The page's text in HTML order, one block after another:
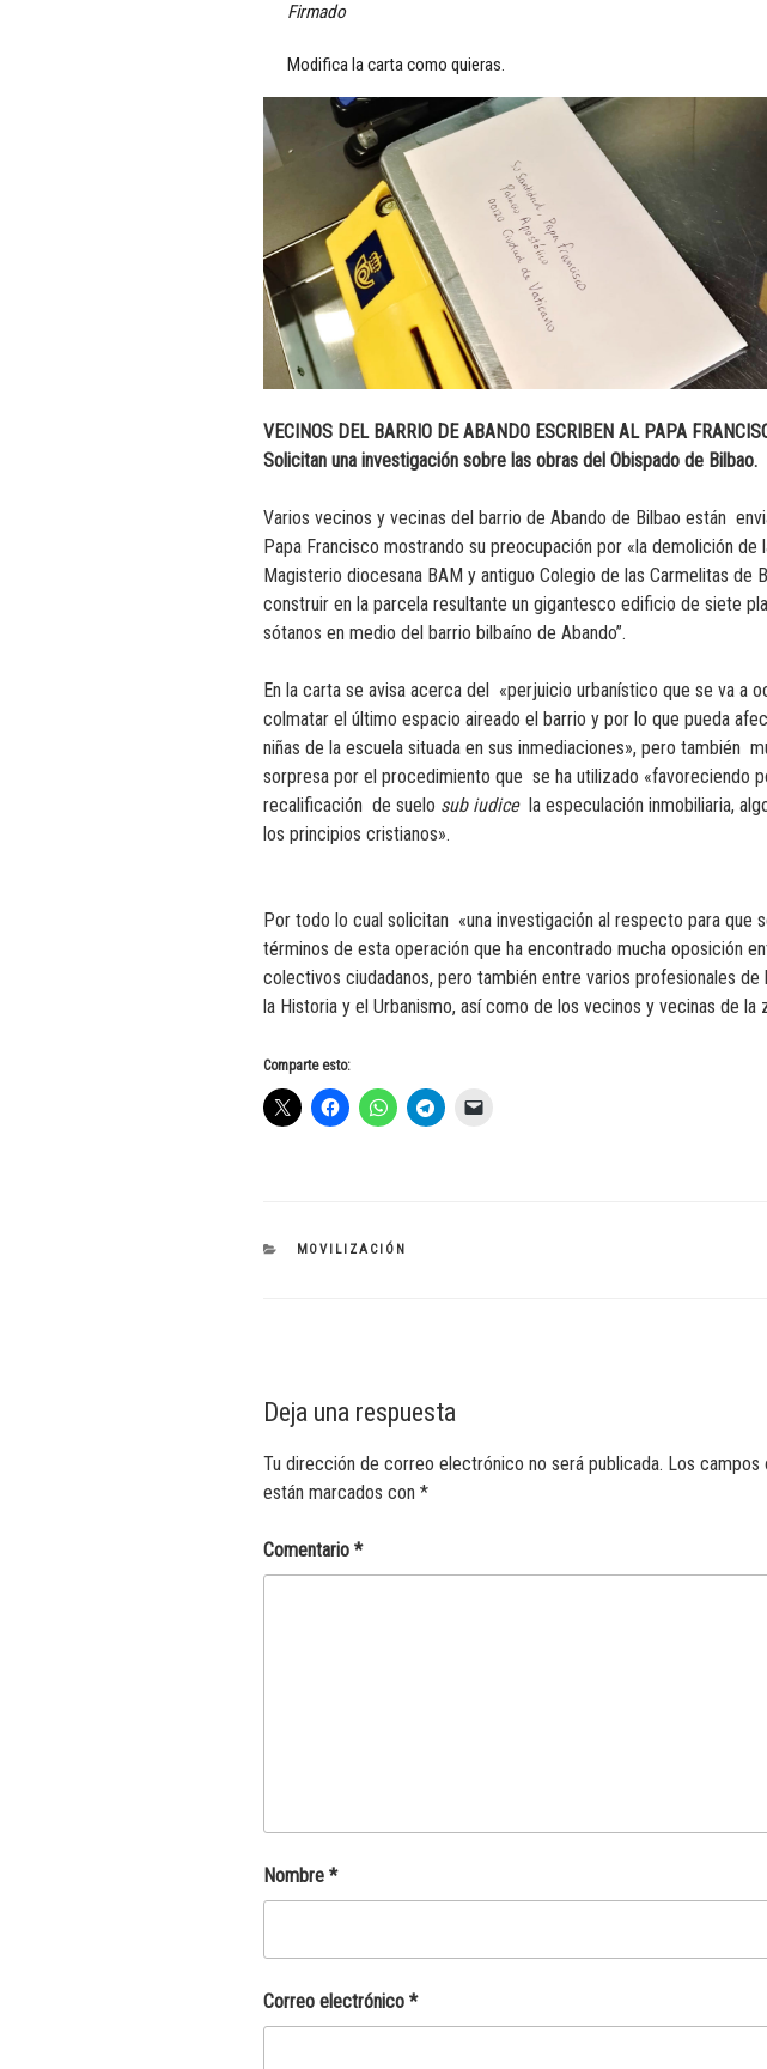
Firmado
Modifica la carta como quieras.
VECINOS DEL BARRIO DE ABANDO ESCRIBEN AL PAPA
Solicitan una investigación sobre las obras del Obispado de Bilbao.
Varios vecinos y vecinas del barrio de Abando de Bilbao están
Papa Francisco mostrando su preocupación por «la demolición de
Magisterio diocesana BAM y antiguo Colegio de las Carmelitas de
construir en la parcela resultante un gigantesco edificio de siete
sótanos en medio del barrio bilbaíno de Abando”.
En la carta se avisa acerca del «perjuicio urbanístico que se va a
colmatar el último espacio aireado el barrio y por lo que pueda
niñas de la escuela situada en sus inmediaciones», pero también
sorpresa por el procedimiento que se ha utilizado «favoreciendo
recalificación de suelo sub iudicela especulación inmobiliaria,
los principios cristianos».
Por todo lo cual solicitan «una investigación al respecto para que
términos de esta operación que ha encontrado mucha oposición
colectivos ciudadanos, pero también entre varios profesionales de
la Historia y el Urbanismo, así como de los vecinos y vecinas de la
Comparte esto:
CATEGORÍAS
MOVILIZACIÓN
Deja una respuesta
Tu dirección de correo electrónico no será publicada. Los campos
están marcados con *
Comentario *
Nombre *
Correo electrónico *